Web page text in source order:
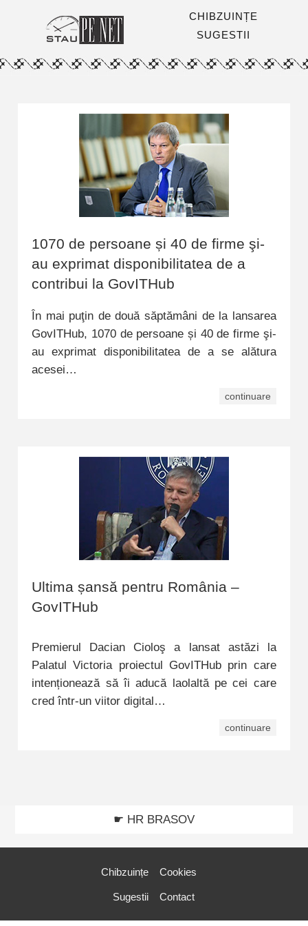
CHIBZUINȚE
SUGESTII
1070 de persoane și 40 de firme şi-
au exprimat disponibilitatea de a
contribui la GovITHub
În mai puţin de două săptămâni de la lansarea
GovITHub, 1070 de persoane și 40 de firme şi-
au exprimat disponibilitatea de a se alătura
acesei…
continuare
Ultima șansă pentru România –
GovITHub
Premierul Dacian Cioloş a lansat astăzi la
Palatul Victoria proiectul GovITHub prin care
intenționează să îi aducă laolaltă pe cei care
cred într-un viitor digital…
continuare
☛ HR BRASOV
Chibzuințe
Sugestii
Cookies
Contact